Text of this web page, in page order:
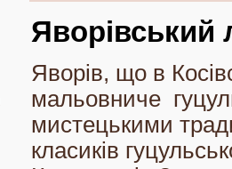
Яворівський
Яворів, що в
мальовниче
мистецькими
класиків